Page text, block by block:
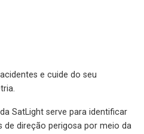
e cuide do seu
SatLight serve para identificar
direção perigosa por meio da